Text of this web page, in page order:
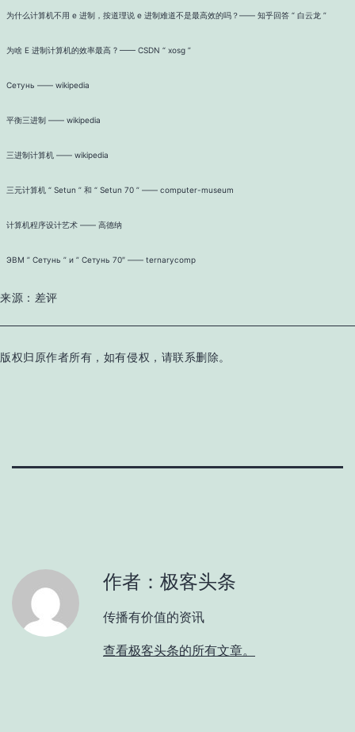
为什么计算机不用 e 进制，按道理说 e 进制难道不是最高效的吗？—— 知乎回答 “ 白云龙 ”
为啥 E 进制计算机的效率最高 ? —— CSDN “ xosg ”
Сетунь —— wikipedia
平衡三进制 —— wikipedia
三进制计算机 —— wikipedia
三元计算机 “ Setun ” 和 “ Setun 70 ” —— computer-museum
计算机程序设计艺术 —— 高德纳
ЭВМ ” Сетунь ” и ” Сетунь 70″ —— ternarycomp
来源：差评
版权归原作者所有，如有侵权，请联系删除。
作者：极客头条
传播有价值的资讯
查看极客头条的所有文章。